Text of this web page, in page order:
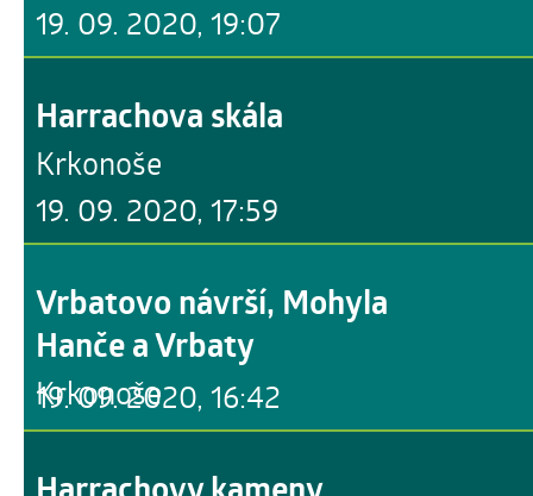
19. 09. 2020, 19:07
19. 09. 2020, 17:59
Harrachova skála
Krkonoše
19. 09. 2020, 16:42
Vrbatovo návrší, Mohyla
Hanče a Vrbaty
Krkonoše